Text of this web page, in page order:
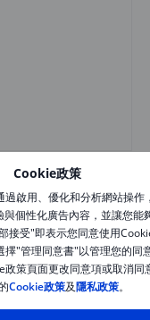
Cookie政策
過啟用、優化和分析網站操作
個性化廣告內容，並讓您能
接受"即表示您同意使用
擇"管理同意書"以管理您的同
政策頁面更改同意項或取消同
Cookie政策及隱私政策。